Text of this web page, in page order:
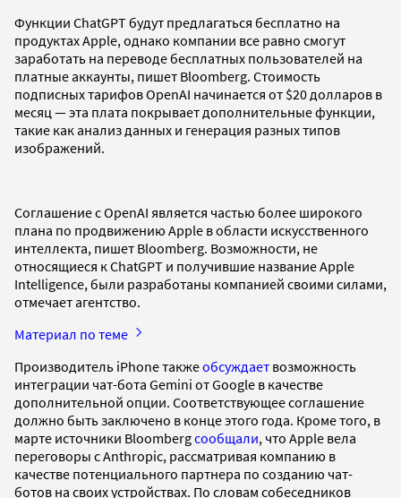
Функции ChatGPT будут предлагаться бесплатно на
продуктах Apple, однако компании все равно смогут
заработать на переводе бесплатных пользователей на
платные аккаунты, пишет Bloomberg. Стоимость
подписных тарифов OpenAI начинается от $20 долларов в
месяц — эта плата покрывает дополнительные функции,
такие как анализ данных и генерация разных типов
изображений.
Соглашение с OpenAI является частью более широкого
плана по продвижению Apple в области искусственного
интеллекта, пишет Bloomberg. Возможности, не
относящиеся к ChatGPT и получившие название Apple
Intelligence, были разработаны компанией своими силами,
отмечает агентство.
Материал по теме
Производитель iPhone такжеобсуждает возможность
интеграции чат-бота Gemini от Google в качестве
дополнительной опции. Соответствующее соглашение
должно быть заключено в конце этого года. Кроме того, в
марте источники Bloombergсообщали, что Apple вела
переговоры с Anthropic, рассматривая компанию в
качестве потенциального партнера по созданию чат-
ботов на своих устройствах. По словам собеседников